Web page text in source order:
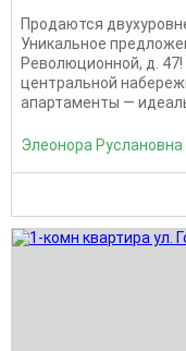
Продаются
Уникальное
Революционной, д.
центральной
апартаменты —
Элеонора Руслановна